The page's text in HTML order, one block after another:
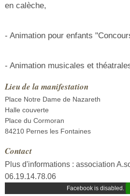
en calèche,
- Animation pour enfants
- Animation musicales et
Lieu de la manifestation
Place Notre Dame de Nazareth
Halle couverte
Place du Cormoran
84210 Pernes les Fontaines
Contact
Plus d'informations : association
06.19.14.78.06
Facebook is disabled.